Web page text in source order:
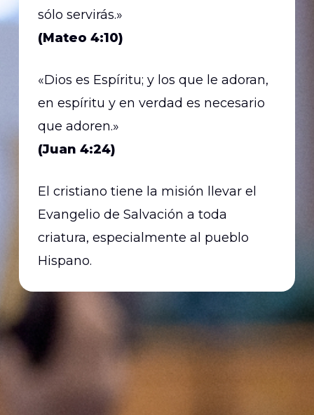
sólo servirás.»
(Mateo 4:10)
«Dios es Espíritu; y los que le adoran,
en espíritu y en verdad es necesario
que adoren.»
(Juan 4:24)
El cristiano tiene la misión llevar el
Evangelio de Salvación a toda
criatura, especialmente al pueblo
Hispano.